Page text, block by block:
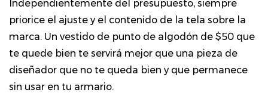
Independientemente del presupuesto, siempre
priorice el ajuste y el contenido de la tela sobre la
marca. Un vestido de punto de algodón de $50 que
te quede bien te servirá mejor que una pieza de
diseñador que no te queda bien y que permanece
sin usar en tu armario.